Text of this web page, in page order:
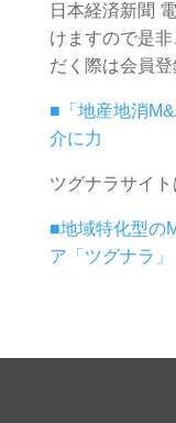
日本経済新聞
けますので是
だく際は会員登
■「地産地消
介に力
ツグナラサイト
■地域特化型の
ア「ツグナラ」